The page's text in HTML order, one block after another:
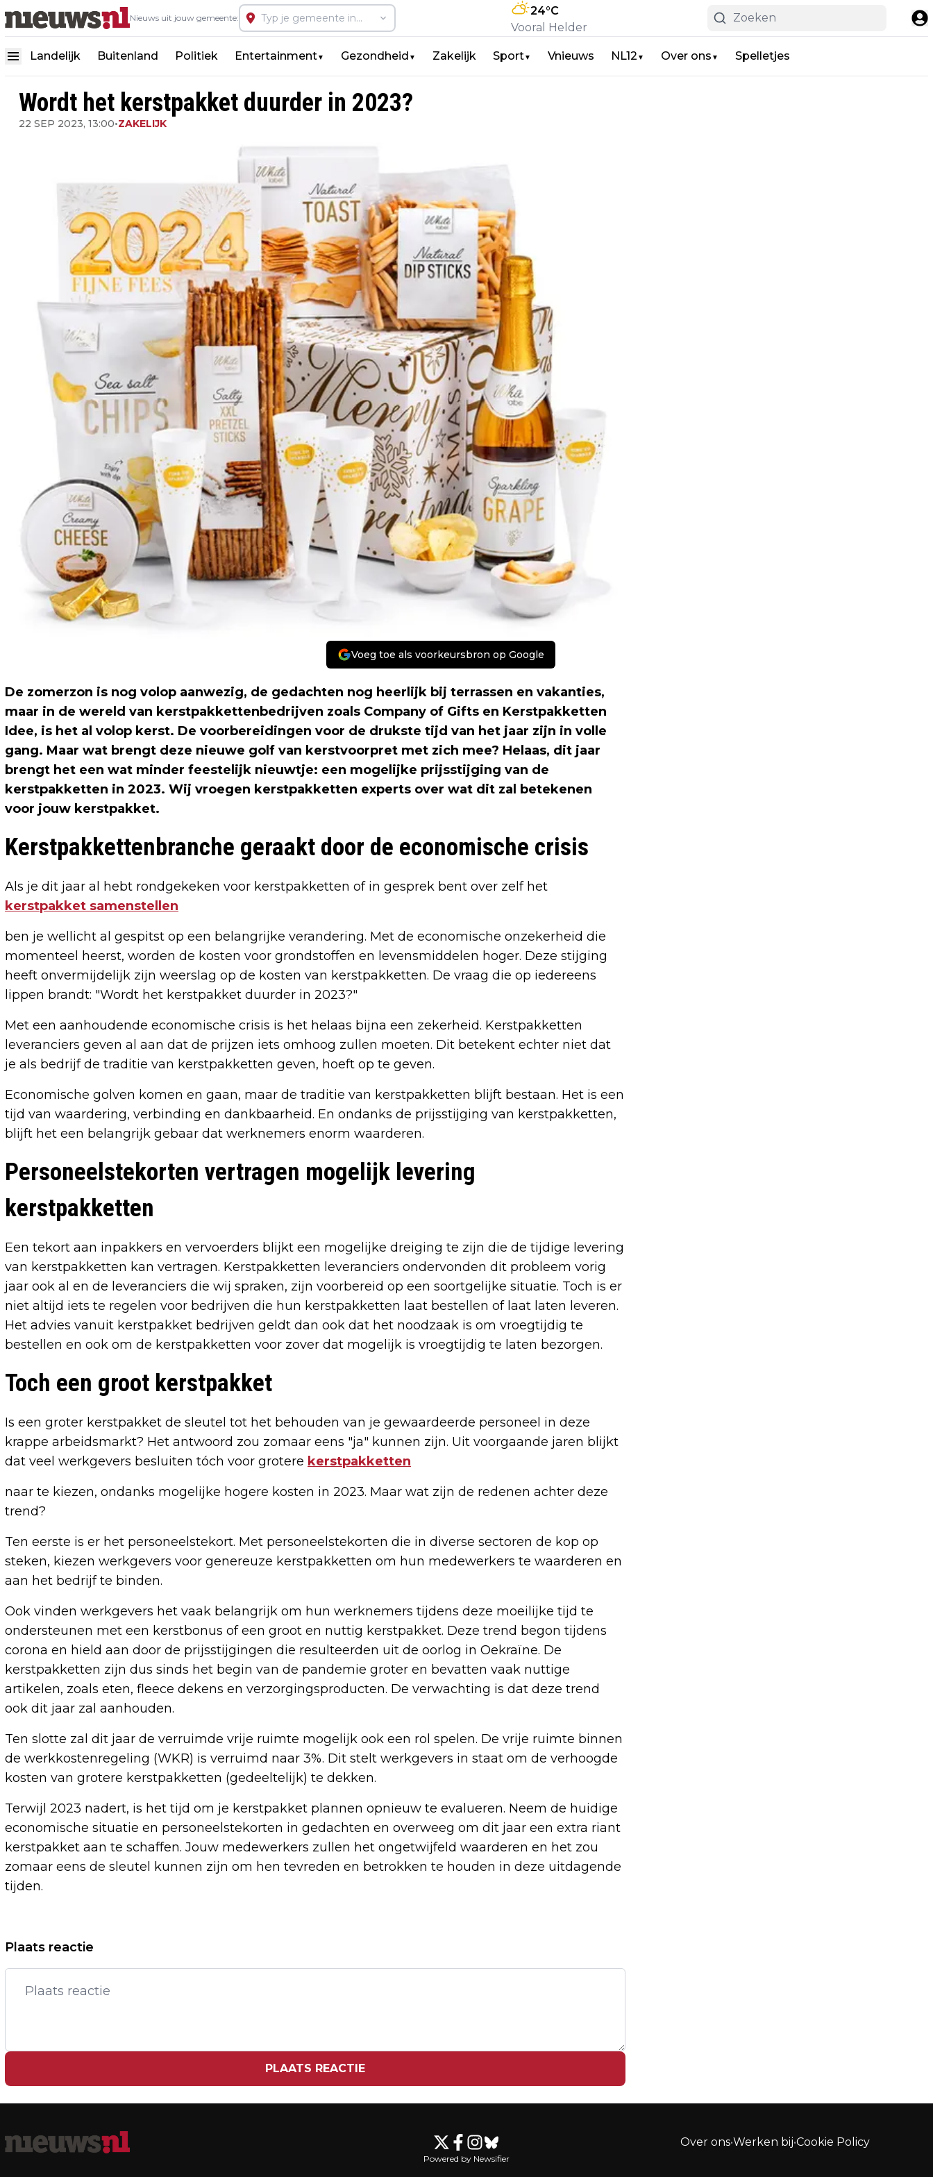
Nieuws uit jouw gemeente:
24°C
Vooral Helder
Landelijk Buitenland Politiek Entertainment▼ Gezondheid ▼ Zakelijk Sport▼ Vnieuws NL12 ▼ Over ons ▼ Spelletjes
Wordt het kerstpakket duurder in 2023?
22 SEP 2023, 13:00•ZAKELIJK
Voeg toe als voorkeursbron op Google
De zomerzon is nog volop aanwezig, de gedachten nog heerlijk bij terrassen en vakanties,
maar in de wereld van kerstpakkettenbedrijven zoals Company of Gifts en Kerstpakketten
Idee, is het al volop kerst. De voorbereidingen voor de drukste tijd van het jaar zijn in volle
gang. Maar wat brengt deze nieuwe golf van kerstvoorpret met zich mee? Helaas, dit jaar
brengt het een wat minder feestelijk nieuwtje: een mogelijke prijsstijging van de
kerstpakketten in 2023. Wij vroegen kerstpakketten experts over wat dit zal betekenen
voor jouw kerstpakket.
Kerstpakkettenbranche geraakt door de economische crisis
Als je dit jaar al hebt rondgekeken voor kerstpakketten of in gesprek bent over zelf het
kerstpakket samenstellen
ben je wellicht al gespitst op een belangrijke verandering. Met de economische onzekerheid die
momenteel heerst, worden de kosten voor grondstoffen en levensmiddelen hoger. Deze stijging
heeft onvermijdelijk zijn weerslag op de kosten van kerstpakketten. De vraag die op iedereens
lippen brandt: "Wordt het kerstpakket duurder in 2023?"
Met een aanhoudende economische crisis is het helaas bijna een zekerheid. Kerstpakketten
leveranciers geven al aan dat de prijzen iets omhoog zullen moeten. Dit betekent echter niet dat
je als bedrijf de traditie van kerstpakketten geven, hoeft op te geven.
Economische golven komen en gaan, maar de traditie van kerstpakketten blijft bestaan. Het is een
tijd van waardering, verbinding en dankbaarheid. En ondanks de prijsstijging van kerstpakketten,
blijft het een belangrijk gebaar dat werknemers enorm waarderen.
Personeelstekorten vertragen mogelijk levering
kerstpakketten
Een tekort aan inpakkers en vervoerders blijkt een mogelijke dreiging te zijn die de tijdige levering
van kerstpakketten kan vertragen. Kerstpakketten leveranciers ondervonden dit probleem vorig
jaar ook al en de leveranciers die wij spraken, zijn voorbereid op een soortgelijke situatie. Toch is er
niet altijd iets te regelen voor bedrijven die hun kerstpakketten laat bestellen of laat laten leveren.
Het advies vanuit kerstpakket bedrijven geldt dan ook dat het noodzaak is om vroegtijdig te
bestellen en ook om de kerstpakketten voor zover dat mogelijk is vroegtijdig te laten bezorgen.
Toch een groot kerstpakket
Is een groter kerstpakket de sleutel tot het behouden van je gewaardeerde personeel in deze
krappe arbeidsmarkt? Het antwoord zou zomaar eens "ja" kunnen zijn. Uit voorgaande jaren blijkt
dat veel werkgevers besluiten tóch voor grotere kerstpakketten
naar te kiezen, ondanks mogelijke hogere kosten in 2023. Maar wat zijn de redenen achter deze
trend?
Ten eerste is er het personeelstekort. Met personeelstekorten die in diverse sectoren de kop op
steken, kiezen werkgevers voor genereuze kerstpakketten om hun medewerkers te waarderen en
aan het bedrijf te binden.
Ook vinden werkgevers het vaak belangrijk om hun werknemers tijdens deze moeilijke tijd te
ondersteunen met een kerstbonus of een groot en nuttig kerstpakket. Deze trend begon tijdens
corona en hield aan door de prijsstijgingen die resulteerden uit de oorlog in Oekraïne. De
kerstpakketten zijn dus sinds het begin van de pandemie groter en bevatten vaak nuttige
artikelen, zoals eten, fleece dekens en verzorgingsproducten. De verwachting is dat deze trend
ook dit jaar zal aanhouden.
Ten slotte zal dit jaar de verruimde vrije ruimte mogelijk ook een rol spelen. De vrije ruimte binnen
de werkkostenregeling (WKR) is verruimd naar 3%. Dit stelt werkgevers in staat om de verhoogde
kosten van grotere kerstpakketten (gedeeltelijk) te dekken.
Terwijl 2023 nadert, is het tijd om je kerstpakket plannen opnieuw te evalueren. Neem de huidige
economische situatie en personeelstekorten in gedachten en overweeg om dit jaar een extra riant
kerstpakket aan te schaffen. Jouw medewerkers zullen het ongetwijfeld waarderen en het zou
zomaar eens de sleutel kunnen zijn om hen tevreden en betrokken te houden in deze uitdagende
tijden.
Vorig artikel
BRUSSEL KOMT ALSNOG MET BOETE
VOOR INTEL OM MARKTMISBRUIK
ING EN ABN AMRO ZAKKEN OP BEURS
Plaats reactie
PLAATS REACTIE
Over ons•Werken bij•Cookie Policy
Powered by Newsifier